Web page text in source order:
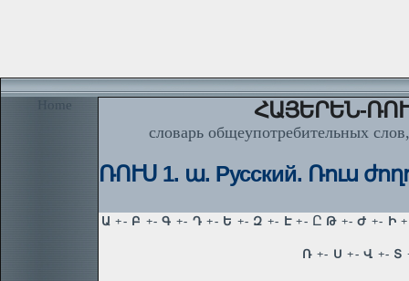
Home ՀԱՅԵՐԵՆ-
словарь общеупотребительных
ՌՈՒՍ 1. ա. Русский. Ռուս